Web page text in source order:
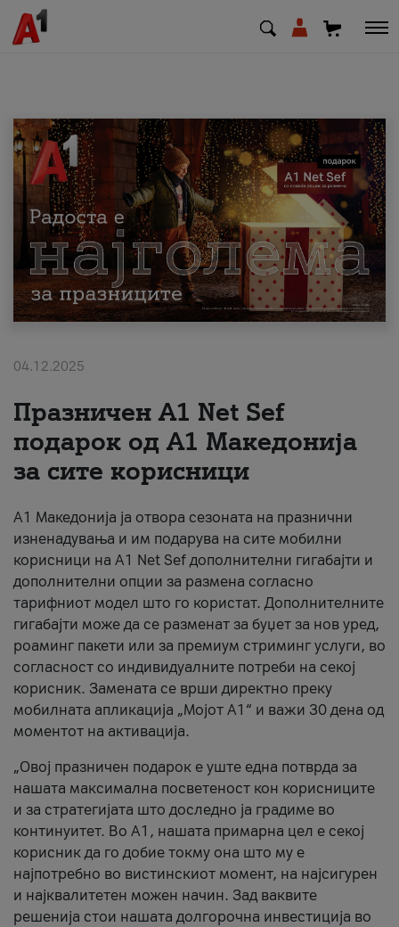
МК EN SQ
Приватни Деловни
Поддршка
Надополни кредит
За нас
#ПодобарОнлајн
04.12.2025
Празничен A1 Net Sеf
подарок од А1 Македонија
за сите корисници
А1 Македонија ја отвора сезоната на празнични
изненадувања и им подарува на сите мобилни
корисници на A1 Net Sef дополнителни гигабајти и
дополнителни опции за размена согласно
тарифниот модел што го користат. Дополнителните
гигабајти може да се разменат за буџет за нов уред,
роаминг пакети или за премиум стриминг услуги, во
согласност со индивидуалните потреби на секој
корисник. Замената се врши директно преку
мобилната апликација „Мојот А1“ и важи 30 дена од
моментот на активација.
„Овој празничен подарок е уште една потврда за
нашата максимална посветеност кон корисниците
и за стратегијата што доследно ја градиме во
континуитет. Во А1, нашата примарна цел е секој
корисник да го добие токму она што му е
најпотребно во вистинскиот момент, на најсигурен
и најквалитетен можен начин. Зад ваквите
решенија стои нашата долгорочна инвестиција во